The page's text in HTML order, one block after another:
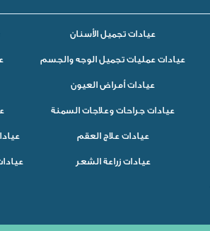
عيادات تجميل الأسنان
عيادات عمليات تجميل الوجه والجسم
عيادات أمراض العيون
عيادات جراحات وعلاجات السمنة
عيادات علاج العقم
عيادات زراعة الشعر